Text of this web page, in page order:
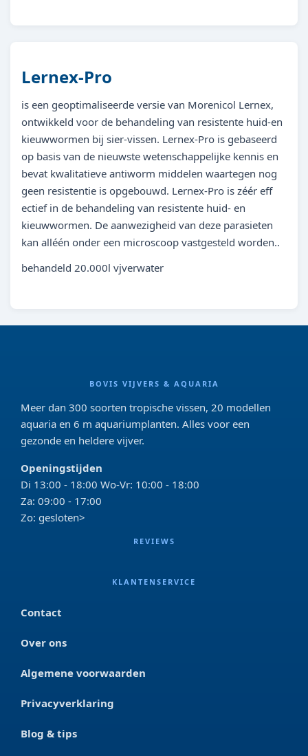
Lernex-Pro
is een geoptimaliseerde versie van Morenicol Lernex,
ontwikkeld voor de behandeling van resistente huid-en
kieuwwormen bij sier-vissen. Lernex-Pro is gebaseerd
op basis van de nieuwste wetenschappelijke kennis en
bevat kwalitatieve antiworm middelen waartegen nog
geen resistentie is opgebouwd. Lernex-Pro is zéér eff
ectief in de behandeling van resistente huid- en
kieuwwormen. De aanwezigheid van deze parasieten
kan alléén onder een microscoop vastgesteld worden..
behandeld 20.000l vjverwater
BOVIS VIJVERS & AQUARIA
Meer dan 300 soorten tropische vissen, 20 modellen
aquaria en 6 m aquariumplanten. Alles voor een
gezonde en heldere vijver.
Openingstijden
Di 13:00 - 18:00 Wo-Vr: 10:00 - 18:00
Za: 09:00 - 17:00
Zo: gesloten>
REVIEWS
KLANTENSERVICE
Contact
Over ons
Algemene voorwaarden
Privacyverklaring
Blog & tips